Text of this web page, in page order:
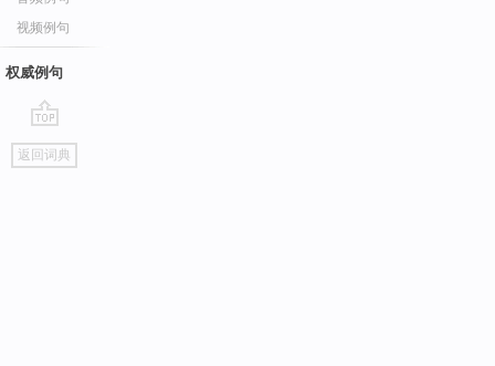
视频例句
权威例句
go
top
返回词典